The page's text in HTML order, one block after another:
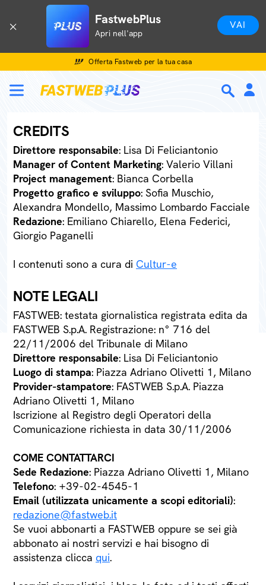
FastwebPlus
Apri nell'app
VAI
Offerta Fastweb per la tua casa
CREDITS
Direttore responsabile: Lisa Di Feliciantonio
Manager of Content Marketing: Valerio Villani
Project management: Bianca Corbella
Progetto grafico e sviluppo: Sofia Muschio,
Alexandra Mondello, Massimo Lombardo Facciale
Redazione: Emiliano Chiarello, Elena Federici,
Giorgio Paganelli
I contenuti sono a cura di Cultur-e
NOTE LEGALI
FASTWEB: testata giornalistica registrata edita da
FASTWEB S.p.A. Registrazione: n° 716 del
22/11/2006 del Tribunale di Milano
Direttore responsabile: Lisa Di Feliciantonio
Luogo di stampa: Piazza Adriano Olivetti 1, Milano
Provider-stampatore: FASTWEB S.p.A. Piazza
Adriano Olivetti 1, Milano
Iscrizione al Registro degli Operatori della
Comunicazione richiesta in data 30/11/2006
COME CONTATTARCI
Sede Redazione: Piazza Adriano Olivetti 1, Milano
Telefono: +39-02-4545-1
Email (utilizzata unicamente a scopi editoriali):
redazione@fastweb.it
Se vuoi abbonarti a FASTWEB oppure se sei già
abbonato ai nostri servizi e hai bisogno di
assistenza clicca qui.